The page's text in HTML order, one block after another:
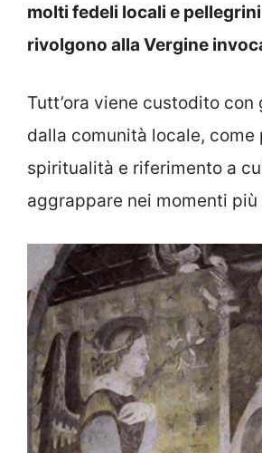
molti fedeli locali e
rivolgono alla Vergine
Tutt’ora viene custodito con
dalla comunità locale, come
spiritualità e riferimento a
aggrappare nei momenti